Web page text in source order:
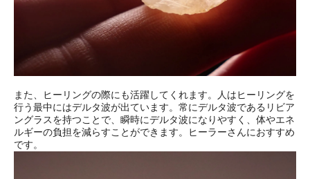
また、ヒーリングの際にも活躍してくれます。人はヒーリングを
行う最中にはデルタ波が出ています。常にデルタ波であるリビア
ングラスを持つことで、瞬時にデルタ波になりやすく、体やエネ
ルギーの負担を減らすことができます。ヒーラーさんにおすすめ
です。